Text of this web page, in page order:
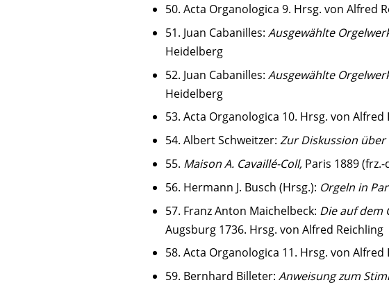
50. Acta Organologica 9. Hrsg. von Alfred
51. Juan Cabanilles: Ausgewählte
Heidelberg
52. Juan Cabanilles: Ausgewählte
Heidelberg
53. Acta Organologica 10. Hrsg. von Alfred
54. Albert Schweitzer: Zur Diskussion über
55. Maison A. Cavaillé-Coll, Paris 1889
56. Hermann J. Busch (Hrsg.): Orgeln in
57. Franz Anton Maichelbeck: Die auf dem
Augsburg 1736. Hrsg. von Alfred Reichling
58. Acta Organologica 11. Hrsg. von Alfred
59. Bernhard Billeter: Anweisung zum